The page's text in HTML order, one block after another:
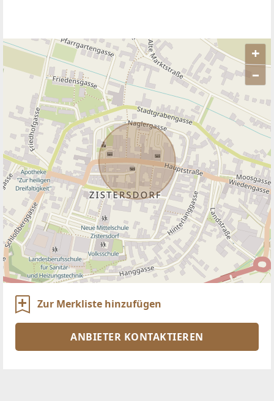
+
–
ANBIETER KONTAKTIEREN
Zur Merkliste hinzufügen
ANBIETER KONTAKTIEREN